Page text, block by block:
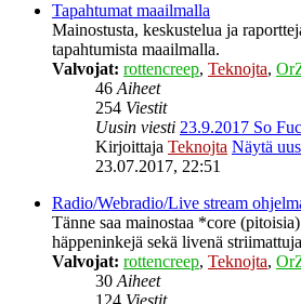
Tapahtumat maailmalla
Mainostusta, keskustelua ja
tapahtumista maailmalla.
Valvojat: rottencreep, Teknojta,
46Aiheet
254 Viestit
Uusin viesti 23.9.2017 So
Kirjoittaja Teknojta Näytä
23.07.2017, 22:51
Radio/Webradio/Live stream
Tänne saa mainostaa *core
häppeninkejä sekä livenä
Valvojat: rottencreep, Teknojta,
30Aiheet